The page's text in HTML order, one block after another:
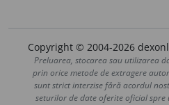
Copyright © 2004-2026
Preluarea, stocarea sau utilizarea
prin orice metode de extragere
sunt strict interzise fără acordul
seturilor de date oferite oficial spre